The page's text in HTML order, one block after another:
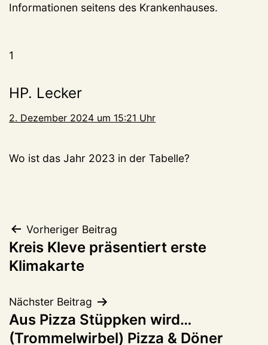
Informationen seitens des Krankenhauses.
1
HP. Lecker
2. Dezember 2024 um 15:21 Uhr
Wo ist das Jahr 2023 in der Tabelle?
Beitragsnavigation
Vorheriger Beitrag
Kreis Kleve präsentiert erste
Klimakarte
Nächster Beitrag
Aus Pizza Stüppken wird…
(Trommelwirbel) Pizza & Döner